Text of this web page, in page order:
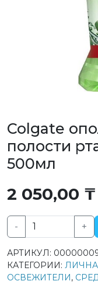
Colgate
полости
500мл
2 050,00 ₸
-
Количество
Colgate
ополаскиватель
+
АРТИКУЛ:
КАТЕГОРИИ:
ОСВЕЖИТЕЛИ,